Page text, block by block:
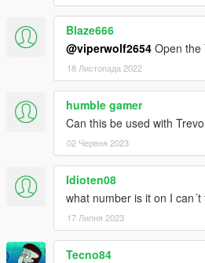
Blaze666
@viperwolf2654 Open the
18 Листопада 2022
humble gamer
Can this be used with
02 Червня 2023
Idioten08
what number is it on I can´t
17 Липня 2023
Tecno84